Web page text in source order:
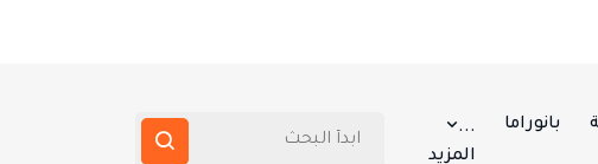
بانوراما
...
المزيد